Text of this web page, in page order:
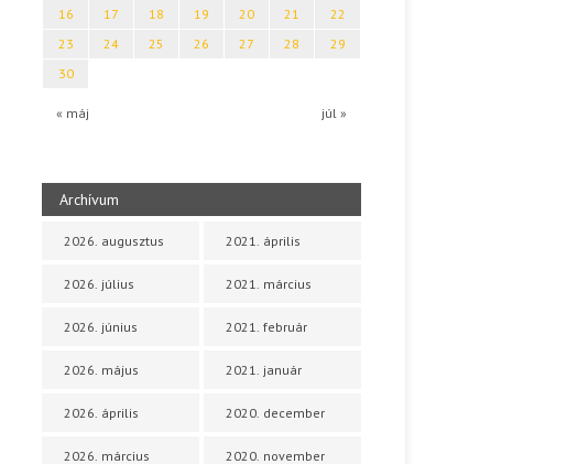
« máj júl »
16
17 18 19 20 21
22
23
24 25 26 27 28
29
30
Archívum
2026. augusztus
2026. július
2026. június
2026. május
2026. április
2026. március
2021. április
2021. március
2021. február
2021. január
2020. december
2020. november